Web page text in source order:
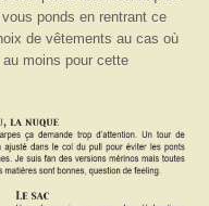
ponds en rentrant ce
de vêtements au cas où
au moins pour cette